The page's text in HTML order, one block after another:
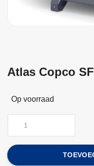
Atlas Copco
Op voorraad